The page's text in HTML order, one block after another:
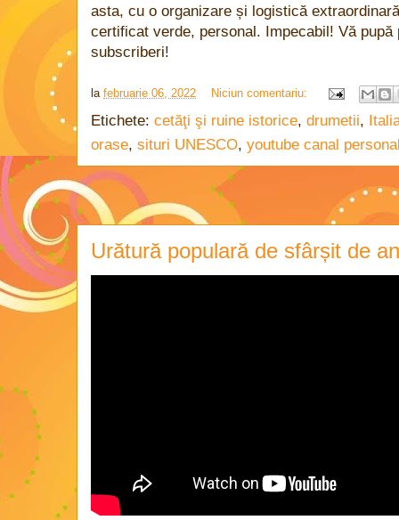
asta, cu o organizare și logistică
certificat verde, personal. Impecabil! Vă
subscriberi!
la februarie 06, 2022 Niciun comentariu:
Etichete: cetăţi şi ruine istorice, drumetii,
orase, situri UNESCO, youtube canal
Urătură populară de sfârșit de